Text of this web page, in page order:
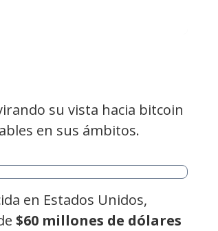
su vista hacia bitcoin
en sus ámbitos.
en Estados Unidos,
$60 millones de dólares